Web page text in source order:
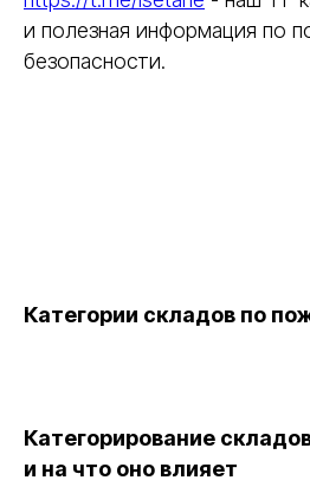
и полезная информация по
безопасности.
Категории складов по
Категорирование
и на что оно влияет